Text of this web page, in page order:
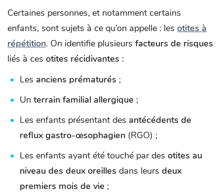
Certaines personnes, et notamment certains
enfants, sont sujets à ce qu’on appelle : les otites à
répétition. On identifie plusieurs facteurs de risques
liés à ces otites récidivantes :
Les anciens prématurés ;
Un terrain familial allergique ;
Les enfants présentant des antécédents de
reflux gastro-œsophagien (RGO) ;
Les enfants ayant été touché par des otites au
niveau des deux oreilles dans leurs deux
premiers mois de vie ;